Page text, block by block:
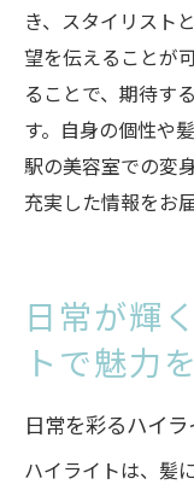
き、スタイリスト
望を伝えることが
ることで、期待す
す。自身の個性や
駅の美容室での変
充実した情報をお
日常が輝
トで魅力
日常を彩るハイ
ハイライトは、髪